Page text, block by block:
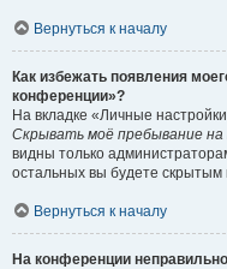
Вернуться к началу
Как избежать появления
конференции»?
На вкладке «Личные
Скрывать моё пребывание
видны только
остальных вы будете скрытым
Вернуться к началу
На конференции